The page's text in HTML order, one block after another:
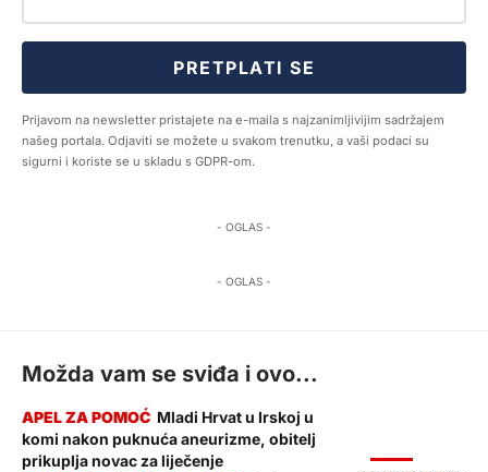
PRETPLATI SE
Prijavom na newsletter pristajete na e-maila s najzanimljivijim sadržajem
našeg portala. Odjaviti se možete u svakom trenutku, a vaši podaci su
sigurni i koriste se u skladu s GDPR-om.
- OGLAS -
- OGLAS -
Možda vam se sviđa i ovo...
Mladi Hrvat u Irskoj u
komi nakon puknuća aneurizme, obitelj
prikuplja novac za liječenje